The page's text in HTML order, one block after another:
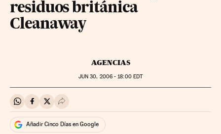
residuos británica
Cleanaway
AGENCIAS
JUN 30, 2006 - 18:00EDT
Compartir en Whatsapp
Compartir en Facebook
Compartir en Twitter
Desplegar Redes Sociales
Añadir Cinco Días en Google